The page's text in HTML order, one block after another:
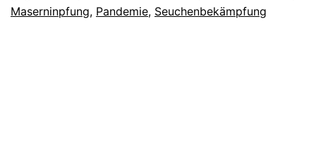
Maserninpfung, Pandemie, Seuchenbekämpfung